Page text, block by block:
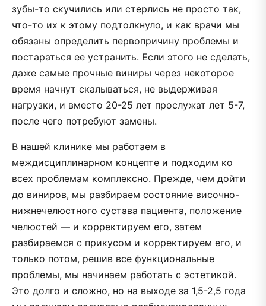
зубы-то скучились или стерлись не просто так,
что-то их к этому подтолкнуло, и как врачи мы
обязаны определить первопричину проблемы и
постараться ее устранить. Если этого не сделать,
даже самые прочные виниры через некоторое
время начнут скалываться, не выдерживая
нагрузки, и вместо 20-25 лет прослужат лет 5-7,
после чего потребуют замены.
В нашей клинике мы работаем в
междисциплинарном концепте и подходим ко
всех проблемам комплексно. Прежде, чем дойти
до виниров, мы разбираем состояние височно-
нижнечелюстного сустава пациента, положение
челюстей — и корректируем его, затем
разбираемся с прикусом и корректируем его, и
только потом, решив все функциональные
проблемы, мы начинаем работать с эстетикой.
Это долго и сложно, но на выходе за 1,5-2,5 года